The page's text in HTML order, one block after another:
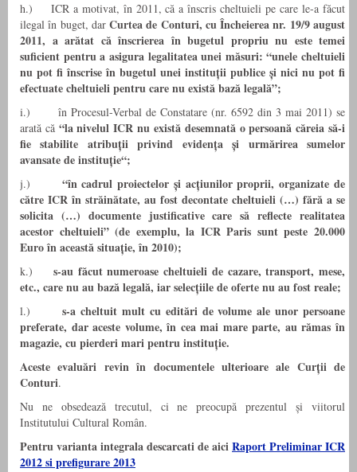
h.) ICR a motivat, în 2011, că a înscris cheltuieli pe care le-a făcut
ilegal în buget, darCurtea de Conturi, cu Încheierea nr. 19/9 august
2011, a arătat că înscrierea în bugetul propriu nu este temei
suficient pentru a asigura legalitatea unei măsuri: “unele cheltuieli
nu pot fi înscrise în bugetul unei instituții publice și nici nu pot fi
efectuate cheltuieli pentru care nu există bază legală”;
i.) în Procesul-Verbal de Constatare (nr. 6592 din 3 mai 2011) se
arată că “la nivelul ICR nu există desemnată o persoană căreia să-i
fie stabilite atribuții privind evidența și urmărirea sumelor
avansate de instituție“;
j.)
“în cadrul proiectelor și acțiunilor proprii, organizate de
către ICR în străinătate, au fost decontate cheltuieli (…) fără a se
solicita (…) documente justificative care să reflecte realitatea
acestor cheltuieli” (de exemplu, la ICR Paris sunt peste 20.000
Euro în această situație, în 2010);
k.)
s-au făcut numeroase cheltuieli de cazare, transport, mese,
etc., care nu au bază legală, iar selecțiile de oferte nu au fost reale;
l.)s-a cheltuit mult cu editări de volume ale unor persoane
preferate, dar aceste volume, în cea mai mare parte, au rămas în
magazie, cu pierderi mari pentru instituție.
Aceste evaluări revin în documentele ulterioare ale Curții de
Conturi.
Nu ne obsedează trecutul, ci ne preocupă prezentul și viitorul
Institutului Cultural Român.
Pentru varianta integrala descarcati de aiciRaport Preliminar ICR
2012 si prefigurare 2013